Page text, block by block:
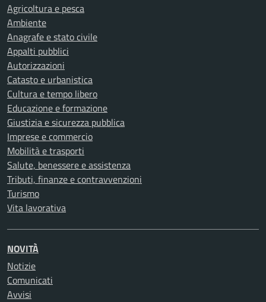
Agricoltura e pesca
Ambiente
Anagrafe e stato civile
Appalti pubblici
Autorizzazioni
Catasto e urbanistica
Cultura e tempo libero
Educazione e formazione
Giustizia e sicurezza pubblica
Imprese e commercio
Mobilità e trasporti
Salute, benessere e assistenza
Tributi, finanze e contravvenzioni
Turismo
Vita lavorativa
NOVITÀ
Notizie
Comunicati
Avvisi